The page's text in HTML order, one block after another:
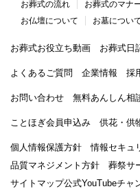
お葬式の流れ お葬式のマナ
お仏壇について
お墓につい
お葬式お役立ち動画 お葬式日
よくあるご質問 企業情報 採
お問い合わせ 無料あんしん相
ことほぎ会員申込み 供花・供
個人情報保護方針
情報セキュ
品質マネジメント方針
葬祭サ
サイトマップ公式YouTubeチャ